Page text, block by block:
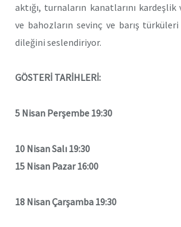
aktığı, turnaların kanatlarını kardeşlik
ve bahozların sevinç ve barış türküleri
dileğini seslendiriyor.
GÖSTERİ TARİHLERİ:
5 Nisan Perşembe 19:30
10 Nisan Salı 19:30
15 Nisan Pazar 16:00
18 Nisan Çarşamba 19:30